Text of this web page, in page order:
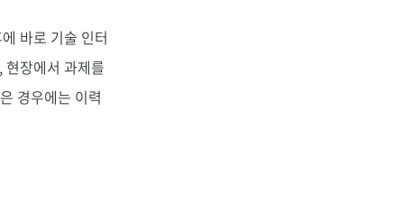
바로 기술 인터
장에서 과제를
경우에는 이력